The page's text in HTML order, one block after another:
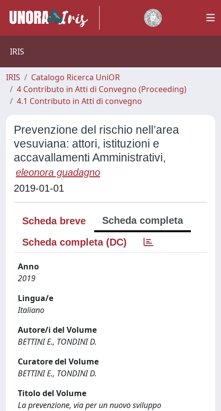
IRIS
IRIS
Catalogo Ricerca UniOR
4 Contributo in Atti di Convegno (Proceeding)
4.1 Contributo in Atti di convegno
Prevenzione del rischio nell’area
vesuviana: attori, istituzioni e
accavallamenti Amministrativi,
eleonora guadagno
2019-01-01
Scheda breve
Scheda completa
Scheda completa (DC)
Anno
2019
Lingua/e
Italiano
Autore/i del Volume
BETTINI E., TONDINI D.
Curatore del Volume
BETTINI E., TONDINI D.
Titolo del Volume
La prevenzione, via per un nuovo sviluppo